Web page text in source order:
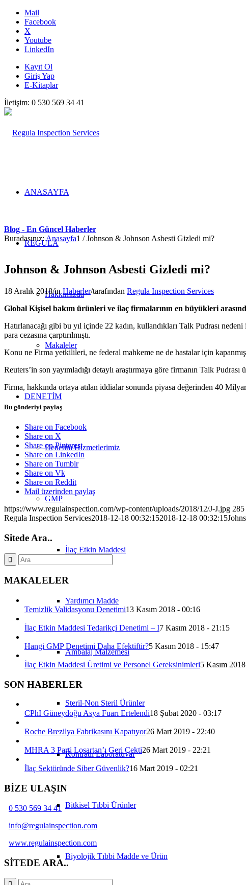
Mail
Facebook
X
Youtube
LinkedIn
Kayıt Ol
Giriş Yap
E-Kitaplar
İletişim: 0 530 569 34 41
ANASAYFA
REGULA
Hakkımızda
Makaleler
DENETİM
Denetim Hizmetlerimiz
GMP
İlaç Etkin Maddesi
Yardımcı Madde
Ambalaj Malzemesi
Steril-Non Steril Ürünler
Kontratlı Laboratuvar
Bitkisel Tıbbi Ürünler
Biyolojik Tıbbi Madde ve Ürün
Blog - En Güncel Haberler
Buradasınız: Anasayfa1 / Johnson & Johnson Asbesti Gizledi mi?
Johnson & Johnson Asbesti Gizledi mi?
18 Aralık 2018/inHaberler/tarafından Regula Inspection Services
Global Kişisel bakım ürünleri ve ilaç firmalarının en büyükleri
Hatırlanacağı gibi bu yıl içinde 22 kadın, kullandıkları Talk Pudrası
para cezasına çarptırılmıştı.
Konu ne Firma yetkilileri, ne federal mahkeme ne de hastalar için
Reuters’in son yayımladığı detaylı araştırmaya göre firmanın Talk
Firma, hakkında ortaya atılan iddialar sonunda piyasa değerinden 40
Bu gönderiyi paylaş
Share on Facebook
Share on X
Share on Pinterest
Share on LinkedIn
Share on Tumblr
Share on Vk
Share on Reddit
Mail üzerinden paylaş
https://www.regulainspection.com/wp-content/uploads/2018/12/J-J.jpg 285
Regula Inspection Services2018-12-18 00:32:152018-12-18 00:32:15
Sitede Ara..
MAKALELER
Temizlik Validasyonu Denetimi13 Kasım 2018 - 00:16
İlaç Etkin Maddesi Tedarikçi Denetimi – I7 Kasım 2018 - 21:15
Hangi GMP Denetimi Daha Efektiftir?5 Kasım 2018 - 15:47
İlaç Etkin Maddesi Üretimi ve Personel Gereksinimleri5 Kasım
SON HABERLER
CPhI Güneydoğu Asya Fuarı Ertelendi18 Şubat 2020 - 03:17
Roche Brezilya Fabrikasını Kapatıyor26 Mart 2019 - 22:40
MHRA 3 Parti Losartan’ı Geri Çekti26 Mart 2019 - 22:21
İlaç Sektöründe Siber Güvenlik?16 Mart 2019 - 02:21
BİZE ULAŞIN
0 530 569 34 41
info@regulainspection.com
www.regulainspection.com
SİTEDE ARA..